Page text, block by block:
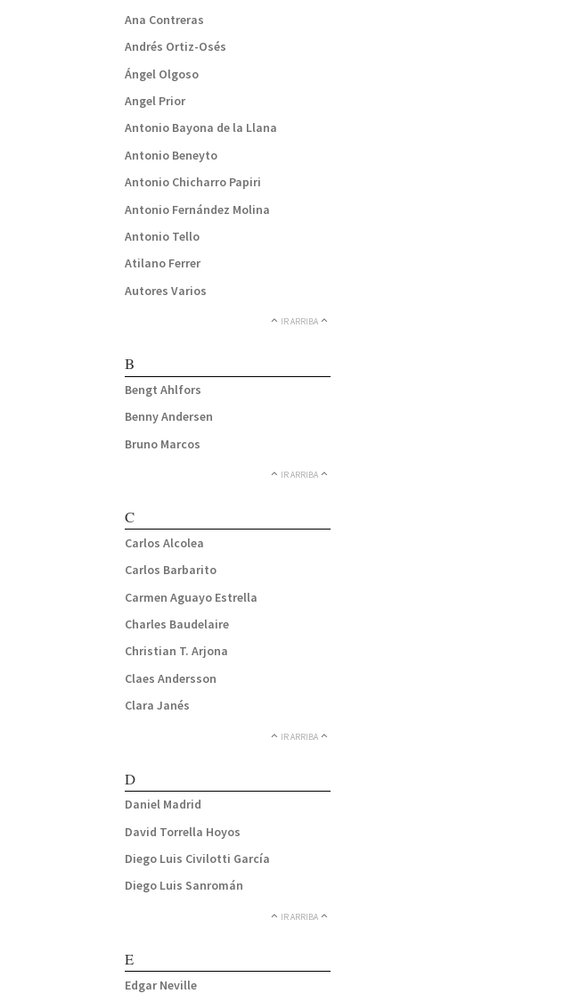
Ana Contreras
Andrés Ortiz-Osés
Ángel Olgoso
Angel Prior
Antonio Bayona de la Llana
Antonio Beneyto
Antonio Chicharro Papiri
Antonio Fernández Molina
Antonio Tello
Atilano Ferrer
Autores Varios
IR ARRIBA
B
Bengt Ahlfors
Benny Andersen
Bruno Marcos
IR ARRIBA
C
Carlos Alcolea
Carlos Barbarito
Carmen Aguayo Estrella
Charles Baudelaire
Christian T. Arjona
Claes Andersson
Clara Janés
IR ARRIBA
D
Daniel Madrid
David Torrella Hoyos
Diego Luis Civilotti García
Diego Luis Sanromán
IR ARRIBA
E
Edgar Neville